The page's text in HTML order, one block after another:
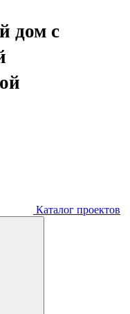
дом с
Каталог проектов